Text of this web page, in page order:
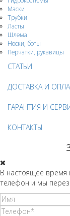
Маски
Трубки
Ласты
Шлема
Носки, боты
Перчатки, рукавицы
СТАТЬИ
ДОСТАВКА И
ГАРАНТИЯ И
КОНТАКТЫ
В настоящее время
телефон и мы